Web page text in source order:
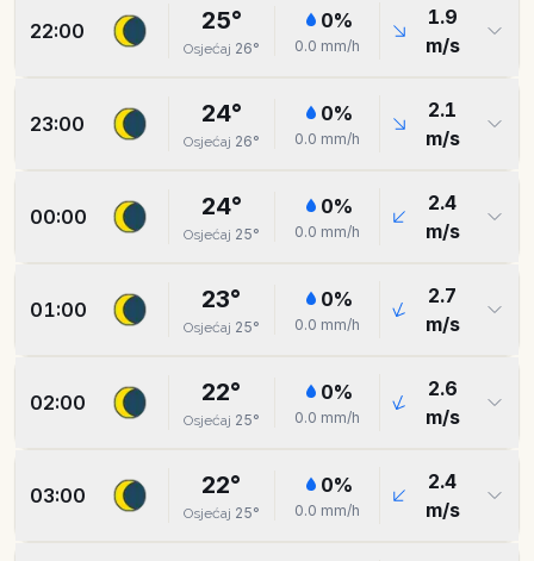
22:00 25°
Osjećaj 26°
0%
0.0 mm/h
1.9
m/s
23:00 24°
Osjećaj 26°
0%
0.0 mm/h
2.1
m/s
00:00 24°
Osjećaj 25°
0%
0.0 mm/h
2.4
m/s
01:00 23°
Osjećaj 25°
0%
0.0 mm/h
2.7
m/s
02:00 22°
Osjećaj 25°
0%
0.0 mm/h
2.6
m/s
03:00 22°
Osjećaj 25°
0%
0.0 mm/h
2.4
m/s